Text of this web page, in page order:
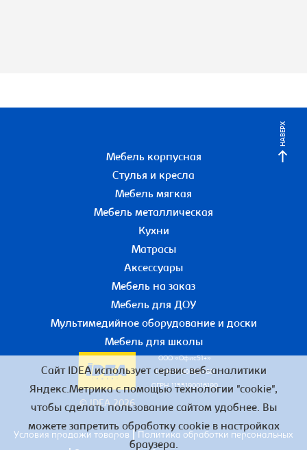
НАВЕРХ
Мебель корпусная
Стулья и кресла
Мебель мягкая
Мебель металлическая
Кухни
Матрасы
Аксессуары
Мебель на заказ
Мебель для ДОУ
Мультимедийное оборудование и доски
Мебель для школы
© IDEA 2026
ООО «Офис51+»
ИНН 5190055780
ОГРН 1155190016190
Условия продажи товаров | Политика обработки персональных
Сайт IDEA использует сервис веб-аналитики
Яндекс.Метрика с помощью технологии "cookie",
чтобы сделать пользование сайтом удобнее. Вы
можете запретить обработку cookie в настройках
браузера.